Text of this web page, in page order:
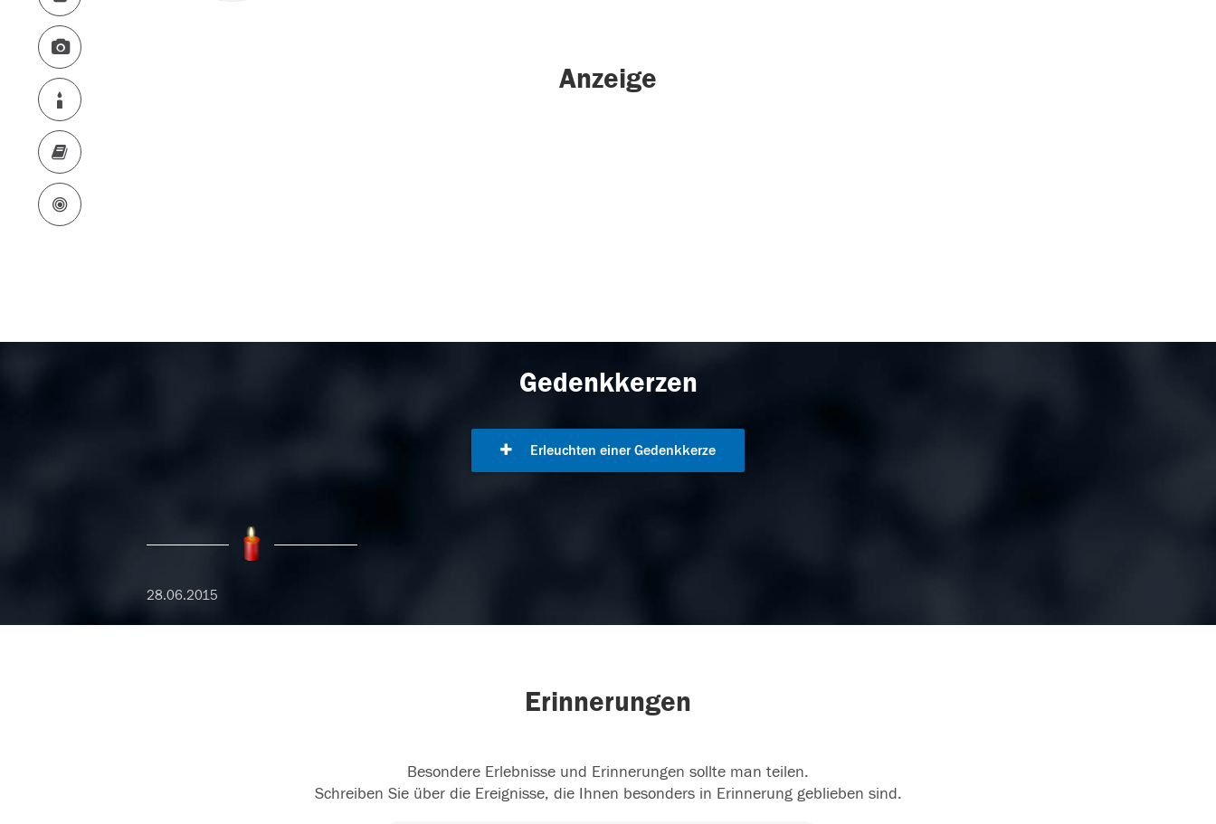
Anzeige
Gedenkkerzen
Erleuchten einer Gedenkkerze
28.06.2015
Erinnerungen
Besondere Erlebnisse und Erinnerungen sollte man teilen.
Schreiben Sie über die Ereignisse, die Ihnen besonders in Erinnerung geblieben sind.